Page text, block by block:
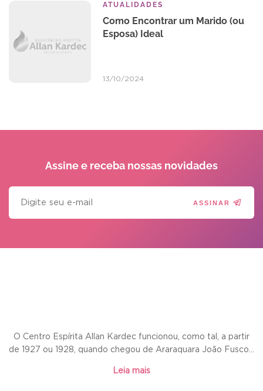
ATUALIDADES
Como Encontrar um Marido (ou
Esposa) Ideal
13/10/2024
Assine e receba nossas novidades
ASSINAR
O Centro Espírita Allan Kardec funcionou, como tal, a partir
de 1927 ou 1928, quando chegou de Araraquara João Fusco...
Leia mais